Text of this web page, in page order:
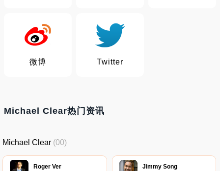
微博 Twitter
Michael Clear热门资讯
Michael Clear (00)
Roger Ver
Jimmy Song